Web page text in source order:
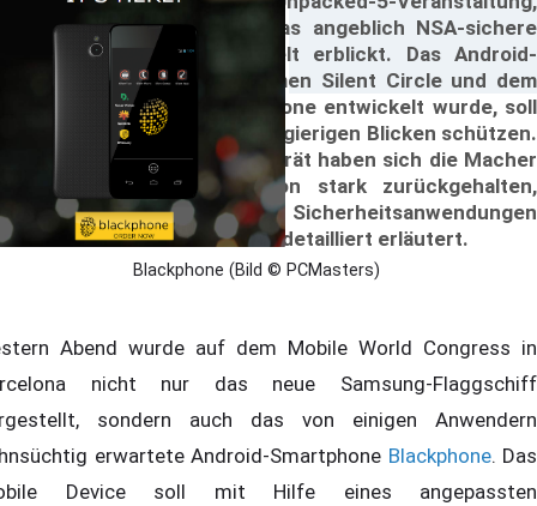
wurde, hat auch das angeblich NSA-sichere
das Licht der Welt erblickt. Das Android-
das vom US-Unternehmen Silent Circle und dem
Hersteller Geeksphone entwickelt wurde, soll
Daten der Anwender vor neugierigen Blicken schützen.
technischen Details zum Gerät haben sich die Macher
der gestrigen Präsentation stark zurückgehalten,
wurden allerdings die Sicherheitsanwendungen
die Jahres-Abonnements detailliert erläutert.
Blackphone (Bild © PCMasters)
Abend wurde auf dem Mobile World Congress in
nicht nur das neue Samsung-Flaggschiff
sondern auch das von einigen Anwendern
erwartete Android-Smartphone Blackphone. Das
Device soll mit Hilfe eines angepassten